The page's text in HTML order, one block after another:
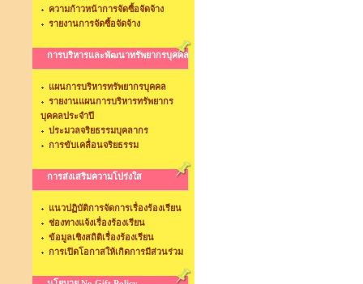
ความก้าวหน้าการจัดซื้อจัดจ้าง
รายงานการจัดซื้อจัดจ้าง
การบริหารและพัฒนาทรัพยากรบุคคล
แผนการบริหารทรัพยากรบุคคล
รายงานแผนการบริหารทรัพยากร
บุคคลประจำปี
ประมวลจริยธรรมบุคลากร
การขับเคลื่อนจริยธรรม
การส่งเสริมความโปร่งใส
แนวปฏิบัติการจัดการเรื่องร้องเรียน
ช่องทางแจ้งเรื่องร้องเรียน
ข้อมูลเชิงสถิติเรื่องร้องเรียน
การเปิดโอกาสให้เกิดการมีส่วนร่วม